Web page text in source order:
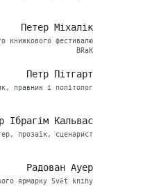
Петер Міхалік
книжкового фестивалю
BRaK
Петр Пітгарт
правник і політолог
Ібрагім Кальвас
прозаїк, сценарист
Радован Ауер
ярмарку Svět knihy